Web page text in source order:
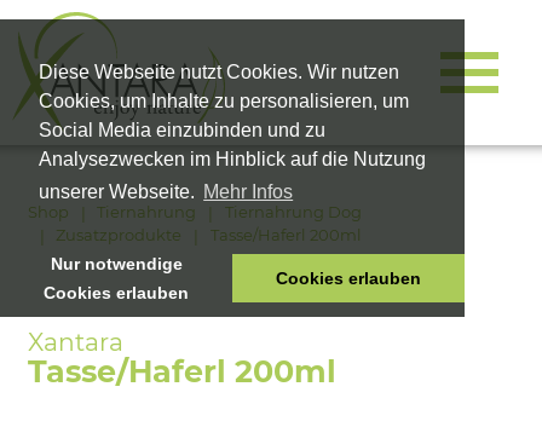
Diese Webseite nutzt Cookies. Wir nutzen
Cookies, um Inhalte zu personalisieren, um
Social Media einzubinden und zu
Analysezwecken im Hinblick auf die Nutzung
unserer Webseite. Mehr Infos
Nur notwendige
Cookies erlauben
Cookies erlauben
HOME
TIERNAHRUNG
VITALPRODUKTE
Shop Tiernahrung
Tiernahrung Dog
Zusatzprodukte
Tasse/Haferl 200ml
Tasse/Haferl 200ml